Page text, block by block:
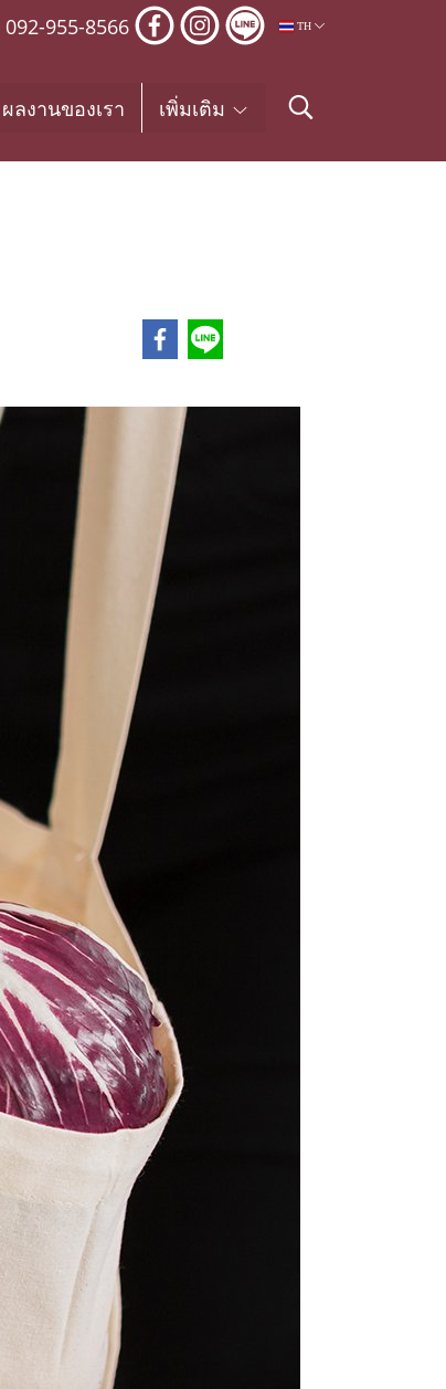
092-955-8566 TH
ผลงานของเรา เพิ่มเติม